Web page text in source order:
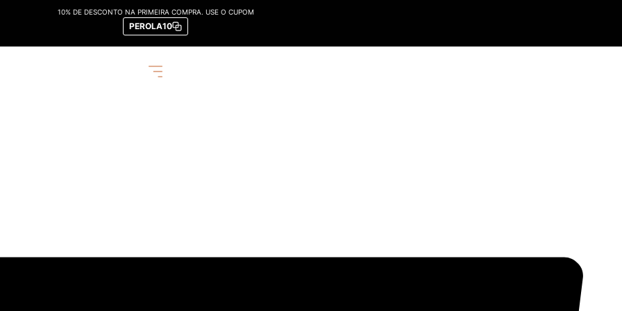
10% DE DESCONTO NA PRIMEIRA COMPRA. USE O CUPOM
PEROLA10